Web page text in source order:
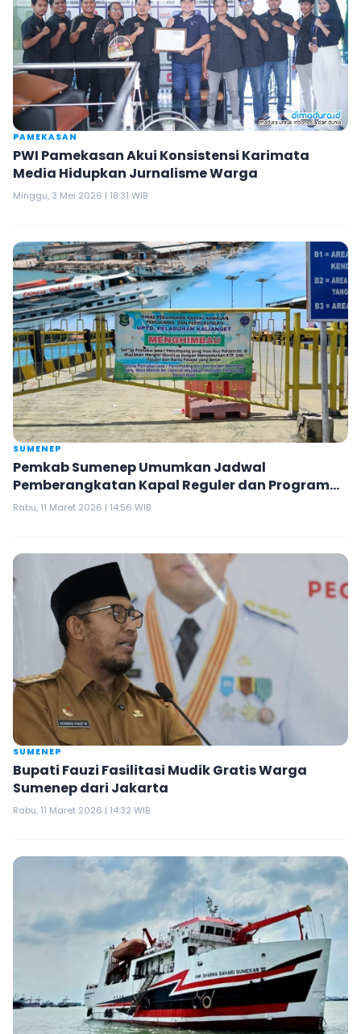
PAMEKASAN
PWI Pamekasan Akui Konsistensi Karimata
Media Hidupkan Jurnalisme Warga
Minggu, 3 Mei 2026 | 18:31 WIB
SUMENEP
Pemkab Sumenep Umumkan Jadwal
Pemberangkatan Kapal Reguler dan Program
Mudik Gratis 2026
Rabu, 11 Maret 2026 | 14:56 WIB
SUMENEP
Bupati Fauzi Fasilitasi Mudik Gratis Warga
Sumenep dari Jakarta
Rabu, 11 Maret 2026 | 14:32 WIB